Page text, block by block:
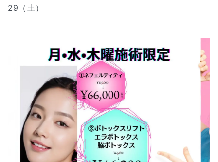
29（土）